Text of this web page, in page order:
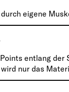
eigene
entlang der
nur das